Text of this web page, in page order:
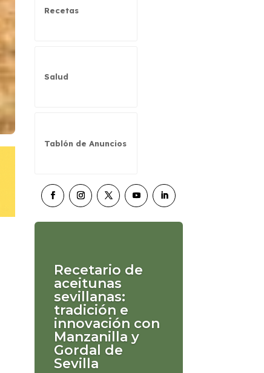
Recetas
Salud
Tablón de Anuncios
Recetario de
aceitunas
sevillanas:
tradición e
innovación con
Manzanilla y
Gordal de
Sevilla